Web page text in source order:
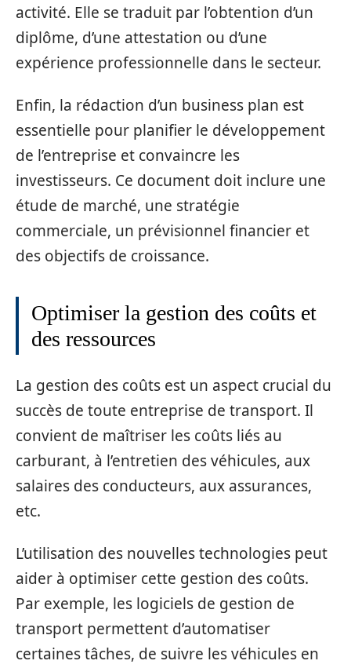
activité. Elle se traduit par l’obtention d’un
diplôme, d’une attestation ou d’une
expérience professionnelle dans le secteur.
Enfin, la rédaction d’un business plan est
essentielle pour planifier le développement
de l’entreprise et convaincre les
investisseurs. Ce document doit inclure une
étude de marché, une stratégie
commerciale, un prévisionnel financier et
des objectifs de croissance.
Optimiser la gestion des coûts et
des ressources
La gestion des coûts est un aspect crucial du
succès de toute entreprise de transport. Il
convient de maîtriser les coûts liés au
carburant, à l’entretien des véhicules, aux
salaires des conducteurs, aux assurances,
etc.
L’utilisation des nouvelles technologies peut
aider à optimiser cette gestion des coûts.
Par exemple, les logiciels de gestion de
transport permettent d’automatiser
certaines tâches, de suivre les véhicules en